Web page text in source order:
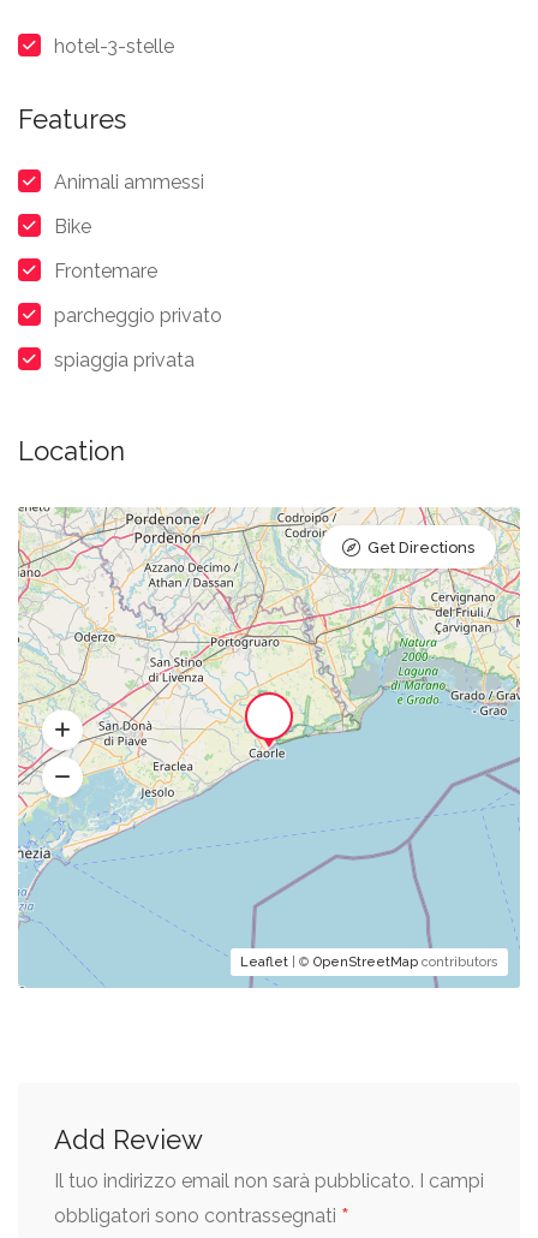
hotel-3-stelle
Features
Animali ammessi
Bike
Frontemare
parcheggio privato
spiaggia privata
Location
Leaflet | © OpenStreetMap contributors
Get Directions
Add Review
Il tuo indirizzo email non sarà pubblicato. I campi
obbligatori sono contrassegnati *